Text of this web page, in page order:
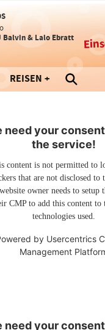
Balvin & Lalo Ebratt
REISEN
need your
the service!
content is not permitted to
that are not disclosed to
owner needs to setup
CMP to add this content to
technologies used.
by Usercentrics
Management
need your